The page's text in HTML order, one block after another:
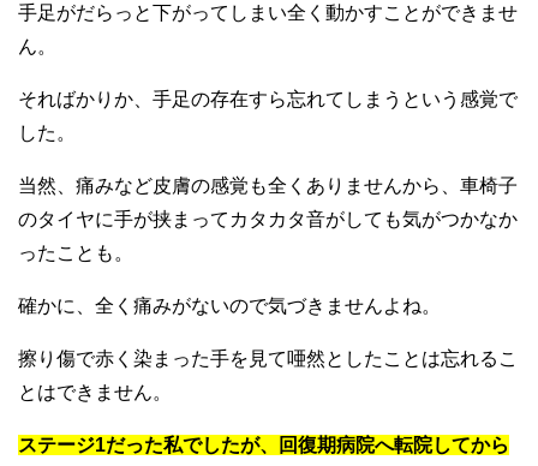
手足がだらっと下がってしまい全く動かすことができませ
ん。
そればかりか、手足の存在すら忘れてしまうという感覚で
した。
当然、痛みなど皮膚の感覚も全くありませんから、車椅子
のタイヤに手が挟まってカタカタ音がしても気がつかなか
ったことも。
確かに、全く痛みがないので気づきませんよね。
擦り傷で赤く染まった手を見て唖然としたことは忘れるこ
とはできません。
ステージ1だった私でしたが、回復期病院へ転院してから